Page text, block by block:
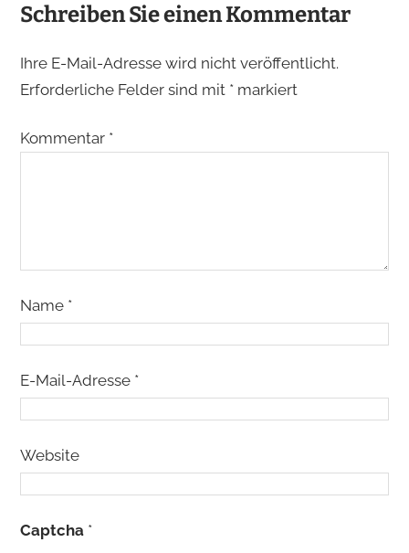
Schreiben Sie einen Kommentar
Ihre E-Mail-Adresse wird nicht veröffentlicht.
Erforderliche Felder sind mit *markiert
Kommentar *
Name *
E-Mail-Adresse *
Website
Captcha *